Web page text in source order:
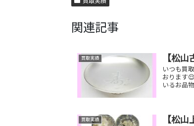
関連記事
買取実績 【松
いつも買
おります
いるお品
買取実績 【松